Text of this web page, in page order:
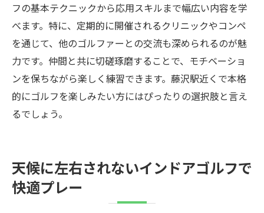
フの基本テクニックから応用スキルまで幅広い内容を学
べます。特に、定期的に開催されるクリニックやコンペ
を通じて、他のゴルファーとの交流も深められるのが魅
力です。仲間と共に切磋琢磨することで、モチベーショ
ンを保ちながら楽しく練習できます。藤沢駅近くで本格
的にゴルフを楽しみたい方にはぴったりの選択肢と言え
るでしょう。
天候に左右されないインドアゴルフで
快適プレー